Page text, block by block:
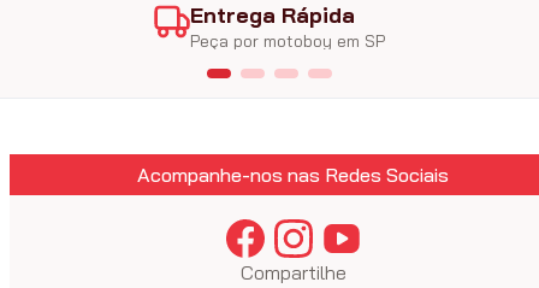
Entrega Rápida
Peça por motoboy em SP
Acompanhe-nos nas Redes Sociais
Compartilhe